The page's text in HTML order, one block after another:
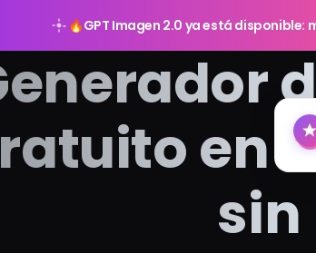
🔥GPT Imagen 2.0 ya está
en